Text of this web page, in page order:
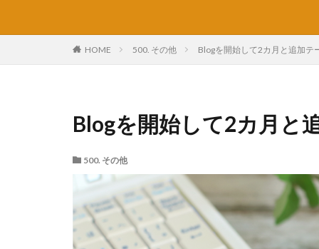
HOME 500. その他 Blogを開始して2カ月と追加テ
Blogを開始して2カ月と
500. その他